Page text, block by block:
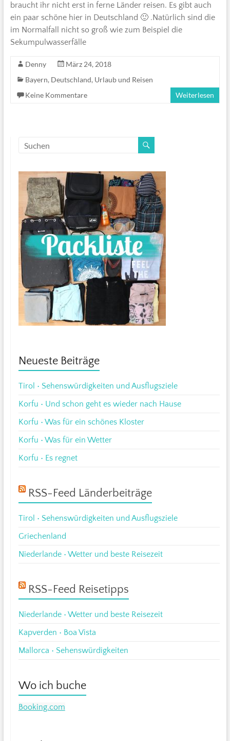
braucht ihr nicht erst in ferne Länder reisen. Es gibt auch
ein paar schöne hier in Deutschland 🙂 .Natürlich sind die
im Normalfall nicht so groß wie zum Beispiel die
Sekumpulwasserfälle
Denny
März 24, 2018
Bayern, Deutschland, Urlaub und Reisen
Keine Kommentare
Weiterlesen
Neueste Beiträge
Tirol • Sehenswürdigkeiten und Ausflugsziele
Korfu • Und schon geht es wieder nach Hause
Korfu • Was für ein schönes Kloster
Korfu • Was für ein Wetter
Korfu • Es regnet
RSS-Feed Länderbeiträge
Tirol • Sehenswürdigkeiten und Ausflugsziele
Griechenland
Niederlande • Wetter und beste Reisezeit
RSS-Feed Reisetipps
Niederlande • Wetter und beste Reisezeit
Kapverden • Boa Vista
Mallorca • Sehenswürdigkeiten
Wo ich buche
Booking.com